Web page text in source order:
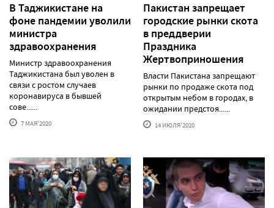
В Таджикистане на
фоне пандемии уволили
министра
здравоохранения
Министр здравоохранения
Таджикистана был уволен в
связи с ростом случаев
коронавируса в бывшей
сове......
7 МАЯ'2020
Пакистан запрещает
городские рынки скота
в преддверии
Праздника
Жертвоприношения
Власти Пакистана запрещают
рынки по продаже скота под
открытым небом в городах, в
ожидании предстоя......
14 ИЮЛЯ'2020